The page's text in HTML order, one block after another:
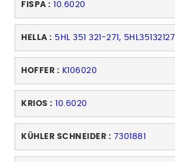
FISPA : 10.6020
HELLA : 5HL 351 321-271, 5HL351321271
HOFFER : K106020
KRIOS : 10.6020
KÜHLER SCHNEIDER : 7301881